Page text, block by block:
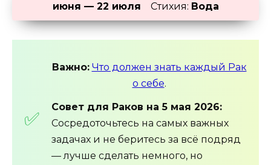
июня — 22 июля Стихия: Вода
Важно: Что должен знать каждый Рак
о себе.
Совет для Раков на 5 мая 2026:
Сосредоточьтесь на самых важных
задачах и не беритесь за всё подряд
— лучше сделать немного, но